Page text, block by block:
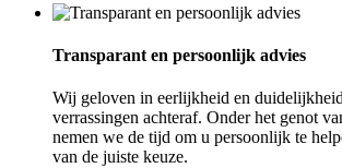
Transparant en persoonlijk advies
Wij geloven in eerlijkheid en
verrassingen achteraf. Onder het genot
nemen we de tijd om u persoonlijk te
van de juiste keuze.